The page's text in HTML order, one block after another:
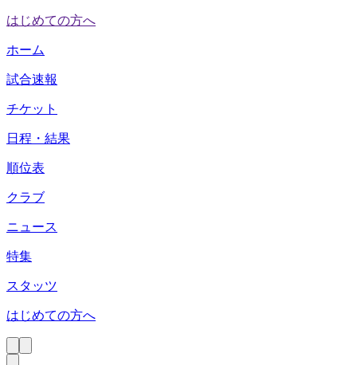
はじめての方へ
ホーム
試合速報
チケット
日程・結果
順位表
クラブ
ニュース
特集
スタッツ
はじめての方へ